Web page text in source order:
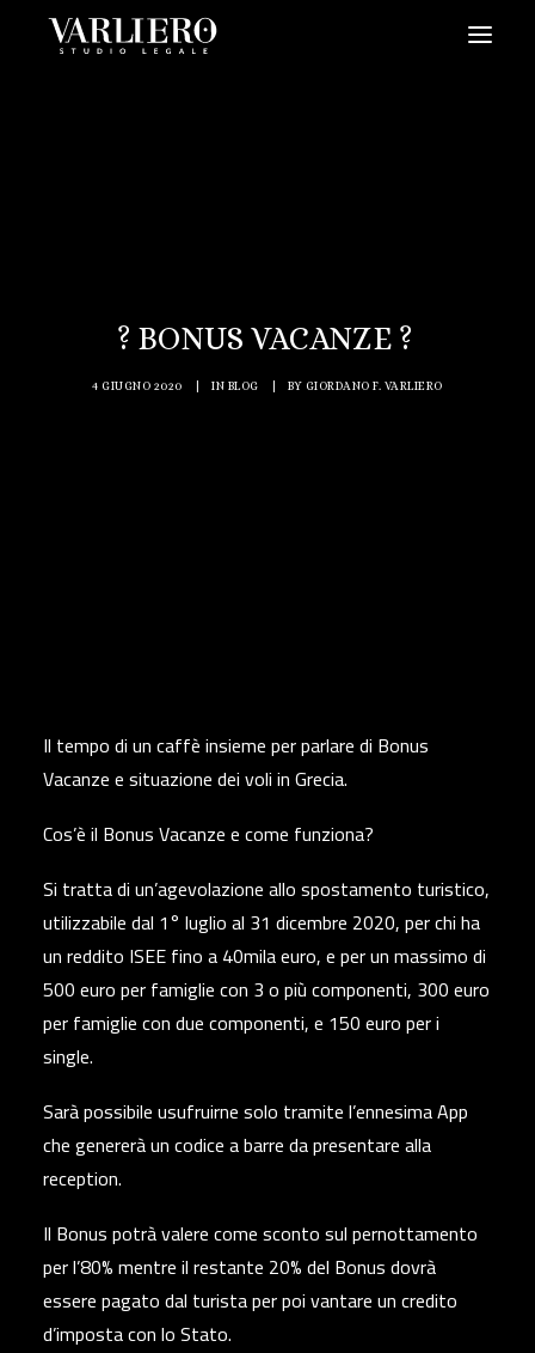
? BONUS VACANZE ?
4 GIUGNO 2020 IN BLOG BY GIORDANO F. VARLIERO
Il tempo di un caffè insieme per parlare di Bonus
Vacanze e situazione dei voli in Grecia.
Cos’è il Bonus Vacanze e come funziona?
Si tratta di un’agevolazione allo spostamento turistico,
utilizzabile dal 1° luglio al 31 dicembre 2020, per chi ha
un reddito ISEE fino a 40mila euro, e per un massimo di
500 euro per famiglie con 3 o più componenti, 300 euro
per famiglie con due componenti, e 150 euro per i
single.
Sarà possibile usufruirne solo tramite l’ennesima App
che genererà un codice a barre da presentare alla
reception.
Il Bonus potrà valere come sconto sul pernottamento
per l’80% mentre il restante 20% del Bonus dovrà
essere pagato dal turista per poi vantare un credito
d’imposta con lo Stato.